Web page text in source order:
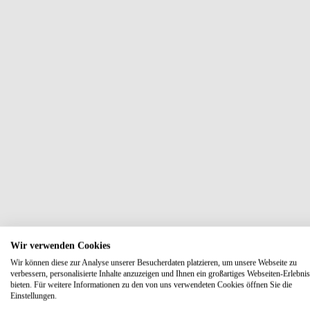
Wir verwenden Cookies
Wir können diese zur Analyse unserer Besucherdaten platzieren, um unsere Webseite zu
verbessern, personalisierte Inhalte anzuzeigen und Ihnen ein großartiges Webseiten-
bieten. Für weitere Informationen zu den von uns verwendeten Cookies öffnen Sie die
Einstellungen.